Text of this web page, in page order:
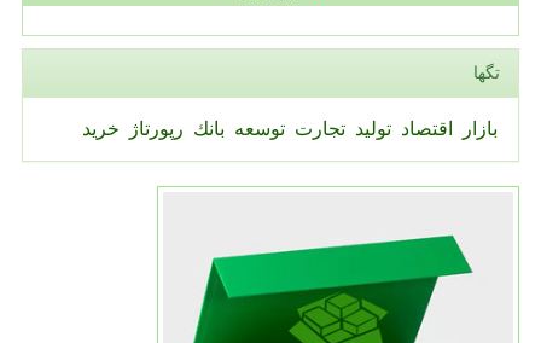
تگها
بازار اقتصاد تولید تجارت توسعه بانك رپورتاژ خرید